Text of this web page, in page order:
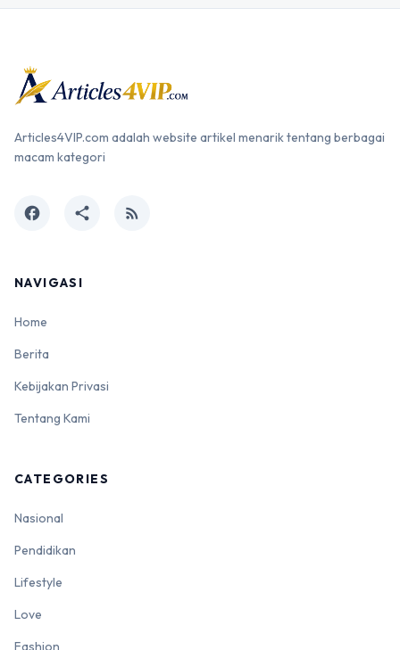
Articles4VIP.com adalah website artikel menarik tentang berbagai
macam kategori
facebook share rss_feed
NAVIGASI
Home
Berita
Kebijakan Privasi
Tentang Kami
CATEGORIES
Nasional
Pendidikan
Lifestyle
Love